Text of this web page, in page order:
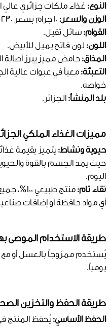
النوع: غذاء ملكات جزائري عالي
الوزن والسعر:
القوام: سائل ثقيل.
اللون: لون فاتح يميل للأبيض.
المذاق: حامض مميز يبرز أصالة
التعبئة: معبأ في عبوات عالية
خواصه.
بلد المنشأ: الجزائر.
مميزات الغذاء الملكي
حيوية ونشاط: يتميز بقيمة
حيث يمد الجسم بالقوة
اليوم.
نقاء تام:
منتج
أي مواد حافظة أو إضافات
طريقة الاستخدام الموصى
يُستخدم ممزوجاً بالعسل أو
يومياً.
طريقة الحفظ والتخزين
الحفظ الأساسي: يُحفظ المنتج